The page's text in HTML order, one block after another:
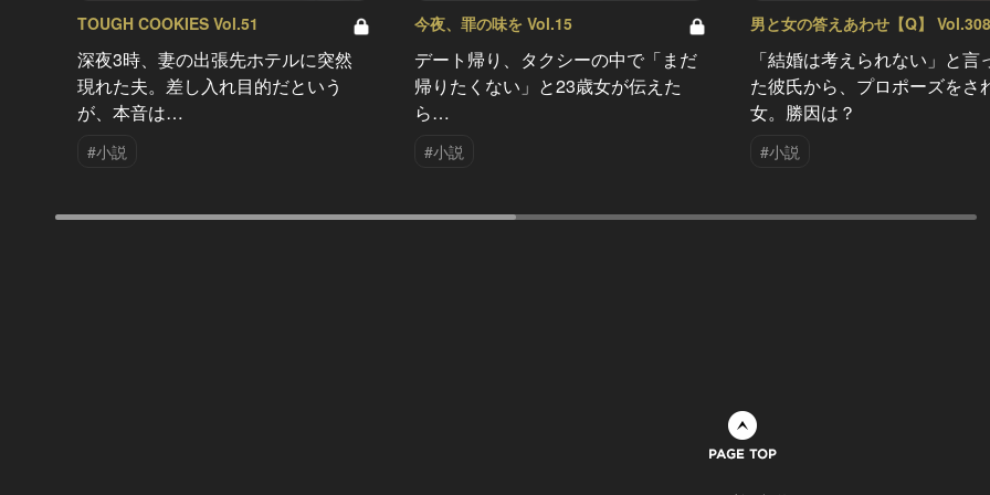
TOUGH COOKIES Vol.51
深夜3時、妻の出張先ホテルに突然
現れた夫。差し入れ目的だという
が、本音は…
#小説
今夜、罪の味を Vol.15
デート帰り、タクシーの中で「まだ
帰りたくない」と23歳女が伝えた
ら…
#小説
男と女の答えあわせ【Q】 Vol.308
「結婚は考えられない」と言
た彼氏から、プロポーズをさ
女。勝因は？
#小説